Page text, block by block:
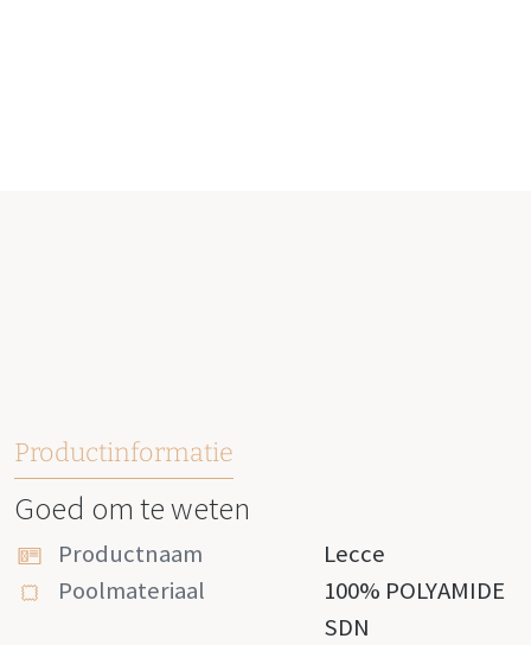
Productinformatie
Goed om te weten
Productnaam
Lecce
Poolmateriaal
100% POLYAMIDE
SDN